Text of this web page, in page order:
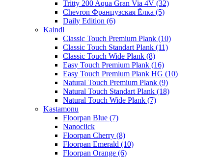
Tritty 200 Aqua Gran Via 4V (32)
Chevron Французская Ёлка (5)
Daily Edition (6)
Kaindl
Classic Touch Premium Plank (10)
Classic Touch Standart Plank (11)
Classic Touch Wide Plank (8)
Easy Touch Premium Plank (16)
Easy Touch Premium Plank HG (10)
Natural Touch Premium Plank (9)
Natural Touch Standart Plank (18)
Natural Touch Wide Plank (7)
Kastamonu
Floorpan Blue (7)
Nanoclick
Floorpan Cherry (8)
Floorpan Emerald (10)
Floorpan Orange (6)